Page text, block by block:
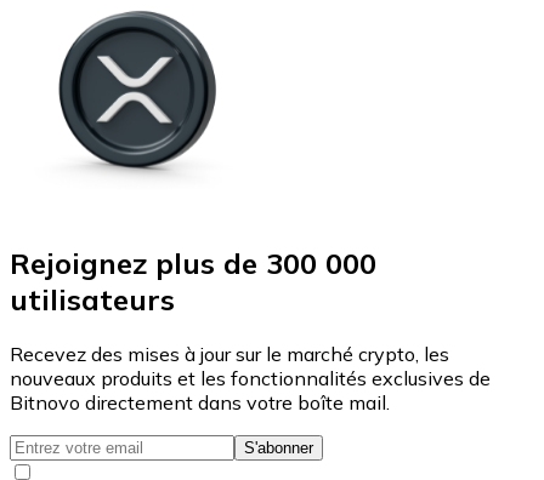
Rejoignez plus de 300 000
utilisateurs
Recevez des mises à jour sur le marché crypto, les
nouveaux produits et les fonctionnalités exclusives de
Bitnovo directement dans votre boîte mail.
S'abonner